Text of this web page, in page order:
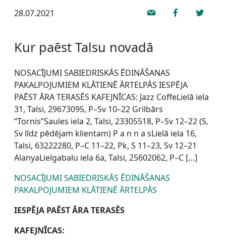
28.07.2021
Kur paēst Talsu novadā
NOSACĪJUMI SABIEDRISKĀS ĒDINĀŠANAS
PAKALPOJUMIEM KLĀTIENĒ ĀRTELPĀS IESPĒJA
PAĒST ĀRA TERASĒS KAFEJNĪCAS: Jazz CoffeLielā iela
31, Talsi, 29673095, P–Sv 10–22 Grilbārs
“Tornis”Saules iela 2, Talsi, 23305518, P–Sv 12–22 (S,
Sv līdz pēdējam klientam) P a n n a sLielā iela 16,
Talsi, 63222280, P–C 11–22, Pk, S 11–23, Sv 12–21
AlanyaLielgabalu iela 6a, Talsi, 25602062, P–C […]
NOSACĪJUMI SABIEDRISKĀS ĒDINĀŠANAS
PAKALPOJUMIEM KLĀTIENĒ ĀRTELPĀS
IESPĒJA PAĒST ĀRA TERASĒS
KAFEJNĪCAS: